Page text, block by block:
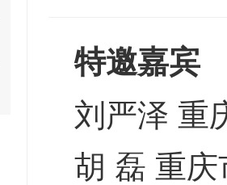
特邀嘉宾
刘严泽 重
胡 磊 重